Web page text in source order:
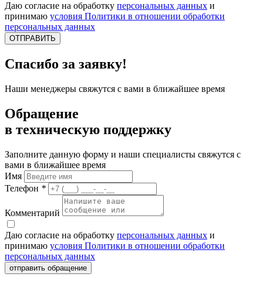
Даю согласие на обработку персональных данных и
принимаю условия Политики в отношении обработки
персональных данных
ОТПРАВИТЬ
Спасибо за заявку!
Наши менеджеры свяжутся с вами в ближайшее время
Обращение
в техническую поддержку
Заполните данную форму и наши специалисты свяжутся с
вами в ближайшее время
Имя
Телефон *
Комментарий
Даю согласие на обработку персональных данных и
принимаю условия Политики в отношении обработки
персональных данных
отправить обращение